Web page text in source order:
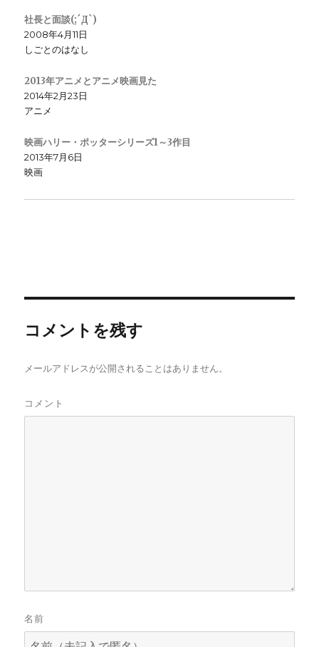
社長と面談(;´Д`)
2008年4月11日
しごとのはなし
2013年アニメとアニメ映画見た
2014年2月23日
アニメ
映画ハリー・ポッターシリーズ1～3作目
2013年7月6日
映画
コメントを残す
メールアドレスが公開されることはありません。
コメント
名前